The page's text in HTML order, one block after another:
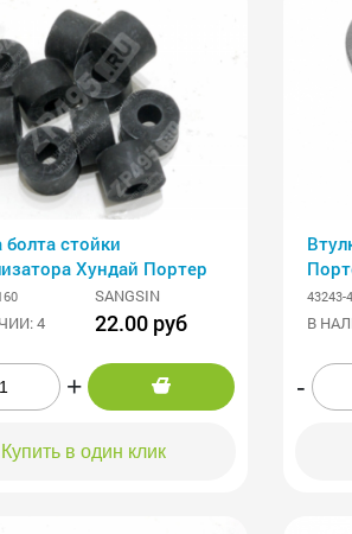
болта стойки
Хундай Портер
SANGSIN
4
22.00 руб
+
Купить в один клик
43243-
В
-